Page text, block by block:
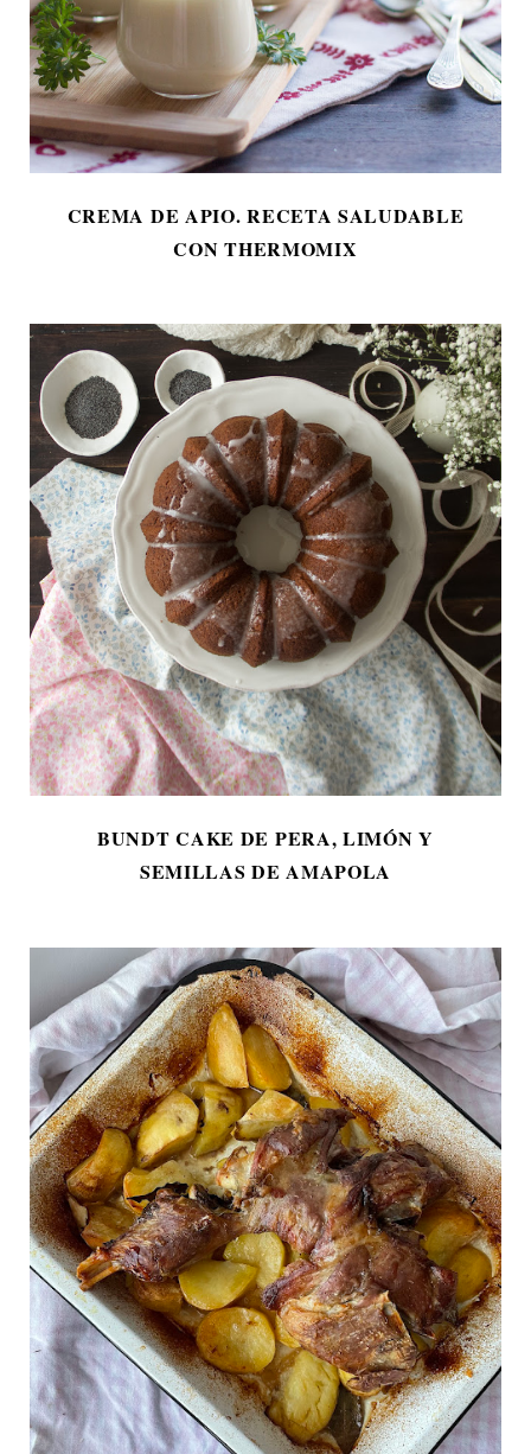
CREMA DE APIO. RECETA SALUDABLE
CON THERMOMIX
BUNDT CAKE DE PERA, LIMÓN Y
SEMILLAS DE AMAPOLA